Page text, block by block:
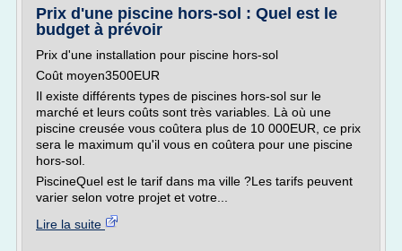
Prix d'une piscine hors-sol : Quel est le
budget à prévoir
Prix d'une installation pour piscine hors-sol
Coût moyen3500EUR
Il existe différents types de piscines hors-sol sur le
marché et leurs coûts sont très variables. Là où une
piscine creusée vous coûtera plus de 10 000EUR, ce prix
sera le maximum qu'il vous en coûtera pour une piscine
hors-sol.
PiscineQuel est le tarif dans ma ville ?Les tarifs peuvent
varier selon votre projet et votre...
Lire la suite